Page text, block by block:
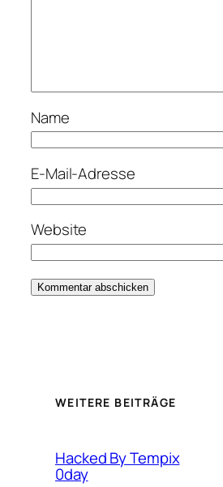
Name
E-Mail-Adresse
Website
WEITERE BEITRÄGE
Hacked By Tempix
0day